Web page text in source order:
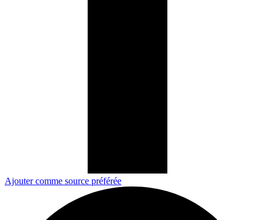
Ajouter comme source préférée